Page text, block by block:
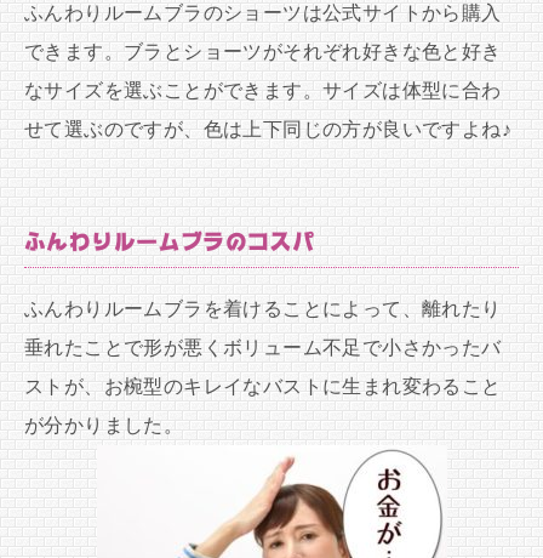
ふんわりルームブラのショーツは公式サイトから購入
できます。ブラとショーツがそれぞれ好きな色と好き
なサイズを選ぶことができます。サイズは体型に合わ
せて選ぶのですが、色は上下同じの方が良いですよね♪
ふんわりルームブラのコスパ
ふんわりルームブラを着けることによって、離れたり
垂れたことで形が悪くボリューム不足で小さかったバ
ストが、お椀型のキレイなバストに生まれ変わること
が分かりました。